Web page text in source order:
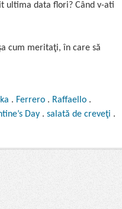
ultima data flori? Când v-ati
cum meritaţi, în care să
. Ferrero . Raffaello .
Day . salată de creveţi .